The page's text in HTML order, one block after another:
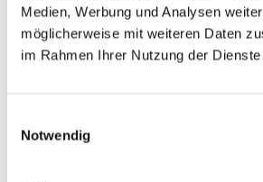
Medien, Werbung und Analysen
möglicherweise mit weiteren Daten
im Rahmen Ihrer Nutzung der
Notwendig